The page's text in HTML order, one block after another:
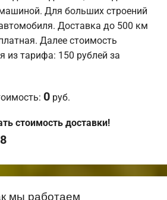
Для больших строений
Доставка до 500 км
Далее стоимость
из тарифа: 150 рублей за
0 руб.
стоимость доставки!
мы работаем